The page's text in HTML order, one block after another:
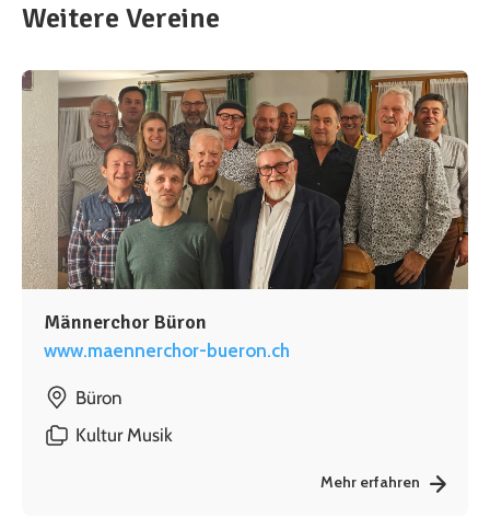
Weitere Vereine
Männerchor Büron
www.maennerchor-bueron.ch
Büron
KulturMusik
Mehr erfahren